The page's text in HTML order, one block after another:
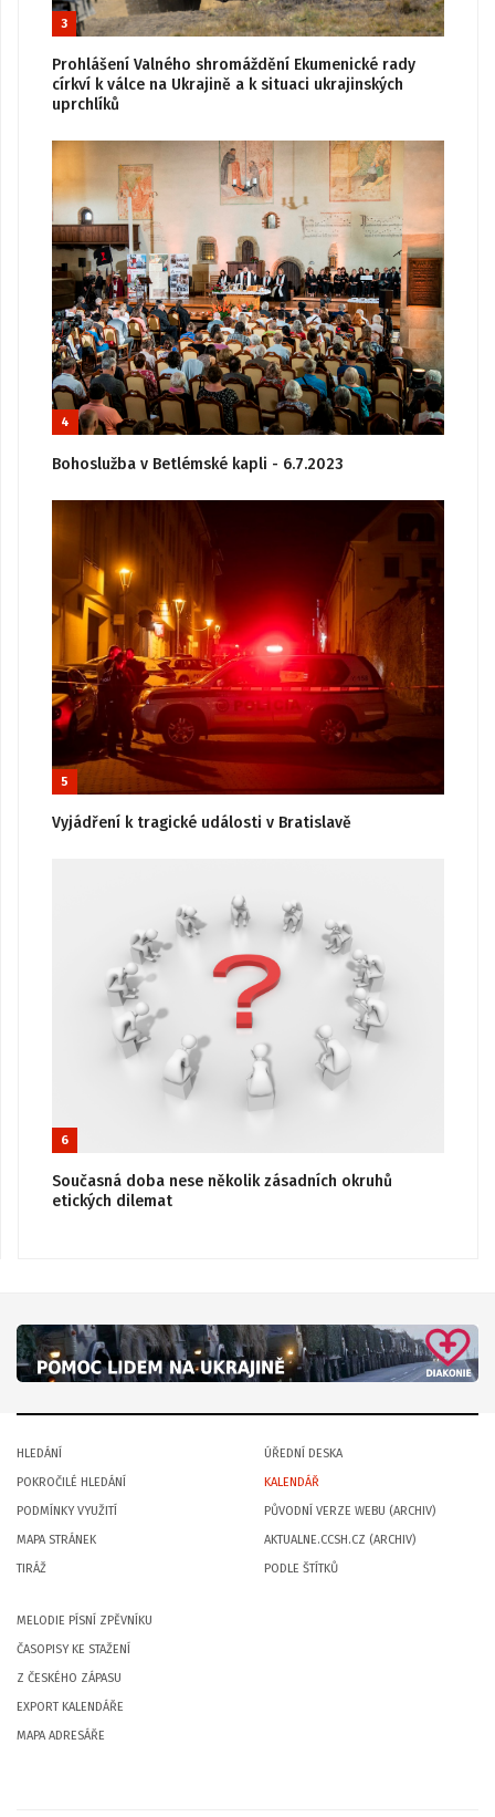
3
Prohlášení Valného shromáždění Ekumenické rady
církví k válce na Ukrajině a k situaci ukrajinských
uprchlíků
4
Bohoslužba v Betlémské kapli - 6.7.2023
5
Vyjádření k tragické události v Bratislavě
6
Současná doba nese několik zásadních okruhů
etických dilemat
HLEDÁNÍ
POKROČILÉ HLEDÁNÍ
PODMÍNKY VYUŽITÍ
MAPA STRÁNEK
TIRÁŽ
ÚŘEDNÍ DESKA
KALENDÁŘ
PŮVODNÍ VERZE WEBU (ARCHIV)
AKTUALNE.CCSH.CZ (ARCHIV)
PODLE ŠTÍTKŮ
MELODIE PÍSNÍ ZPĚVNÍKU
ČASOPISY KE STAŽENÍ
Z ČESKÉHO ZÁPASU
EXPORT KALENDÁŘE
MAPA ADRESÁŘE